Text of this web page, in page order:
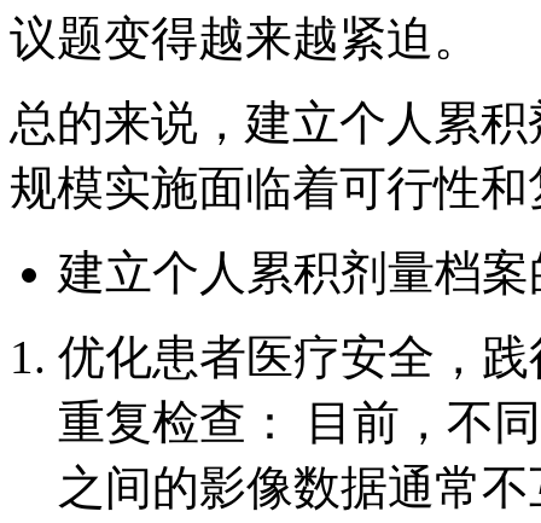
议题变得越来越紧迫。
总的来说，建立个人累
规模实施面临着可行性
建立个人累积剂量档
优化患者医疗安全，
重复检查： 目前，不
之间的影像数据通常